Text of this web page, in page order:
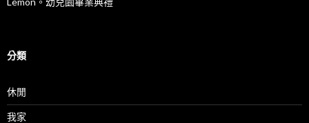
分類
休閒
我家